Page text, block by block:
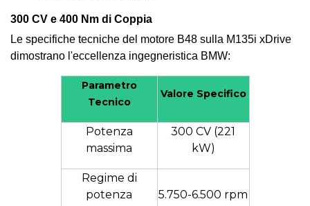
300 CV e 400 Nm di Coppia
Le specifiche tecniche del motore B48 sulla M135i xDrive
dimostrano l'eccellenza ingegneristica BMW:
Parametro
Tecnico
Valore Specifico
Potenza
massima
300 CV (221
kW)
Regime di
potenza
5.750-6.500 rpm